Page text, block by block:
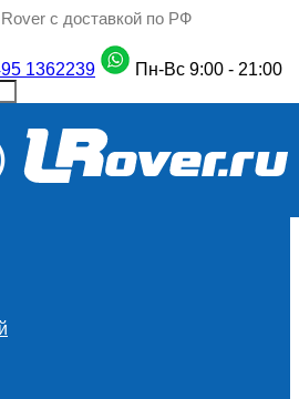
с доставкой по РФ
1362239 Пн-Вс 9:00 - 21:00